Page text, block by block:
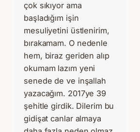
çok sıkıyor ama
başladığım işin
mesuliyetini üstlenirim,
bırakamam. O nedenle
hem, biraz geriden alıp
okumam lazım yeni
senede de ve inşallah
yazacağım. 2017ye 39
şehitle girdik. Dilerim bu
gidişat canlar almaya